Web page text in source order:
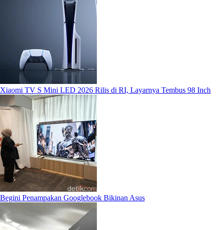
Xiaomi TV S Mini LED 2026 Rilis di RI, Layarnya Tembus 98 Inch
Begini Penampakan Googlebook Bikinan Asus